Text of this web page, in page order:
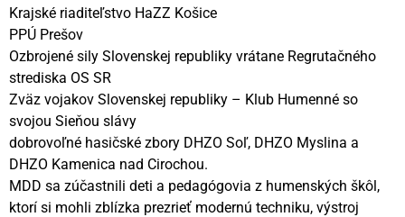
Krajské riaditeľstvo HaZZ Košice
PPÚ Prešov
Ozbrojené sily Slovenskej republiky vrátane Regrutačného
strediska OS SR
Zväz vojakov Slovenskej republiky – Klub Humenné so
svojou Sieňou slávy
dobrovoľné hasičské zbory DHZO Soľ, DHZO Myslina a
DHZO Kamenica nad Cirochou.
MDD sa zúčastnili deti a pedagógovia z humenských škôl,
ktorí si mohli zblízka prezrieť modernú techniku, výstroj